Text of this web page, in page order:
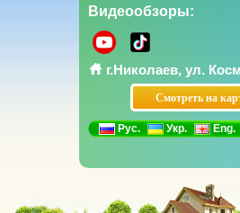
Видеообзоры:
г.Николаев, ул.
Смотреть на
Рус. Укр. Eng.